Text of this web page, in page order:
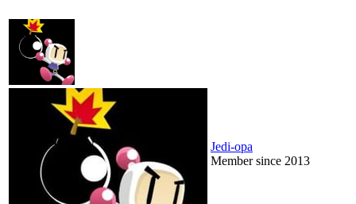
Jedi-opa
Member since 2013